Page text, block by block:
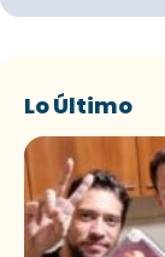
Lo Último